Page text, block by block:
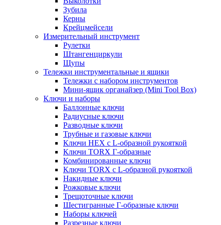
Зубила
Керны
Крейцмейсели
Измерительный инструмент
Рулетки
Штангенциркули
Щупы
Тележки инструментальные и ящики
Тележки с набором инструментов
Мини-ящик органайзер (Mini Tool Box)
Ключи и наборы
Баллонные ключи
Радиусные ключи
Разводные ключи
Трубные и газовые ключи
Ключи HEX с L-образной рукояткой
Ключи TORX Г-образные
Комбинированные ключи
Ключи TORX с L-образной рукояткой
Накидные ключи
Рожковые ключи
Трещоточные ключи
Шестигранные Г-образные ключи
Наборы ключей
Разрезные ключи